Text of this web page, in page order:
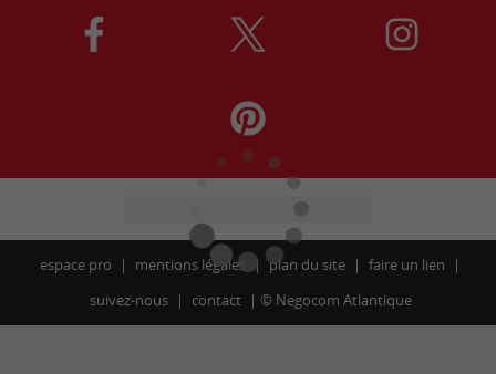
espace pro mentions légales plan du site
faire un lien
suivez-nous
contact © Negocom Atlantique